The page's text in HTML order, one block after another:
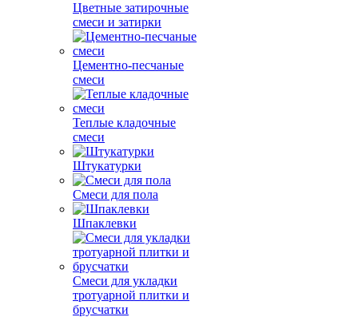
Цветные затирочные
смеси и затирки
Цементно-песчаные
смеси
Теплые кладочные
смеси
Штукатурки
Смеси для пола
Шпаклевки
Смеси для укладки
тротуарной плитки и
брусчатки